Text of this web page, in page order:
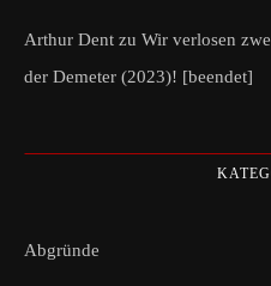
Arthur Dent zu Wir verlosen
der Demeter (2023)! [beendet]
Abgründe